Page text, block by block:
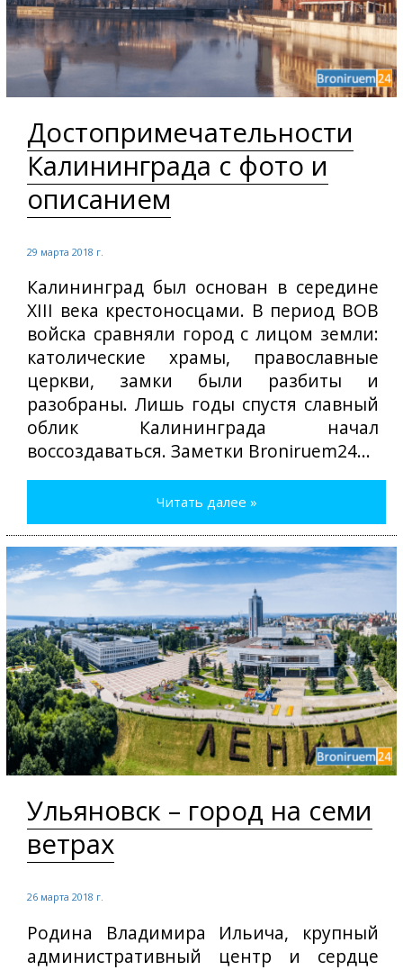
Достопримечательности
Калининграда с фото и
описанием
29 марта 2018 г.
Калининград был основан в середине
XIII века крестоносцами. В период ВОВ
войска сравняли город с лицом земли:
католические храмы, православные
церкви, замки были разбиты и
разобраны. Лишь годы спустя славный
облик Калининграда начал
воссоздаваться. Заметки Broniruem24...
Читать далее »
Ульяновск – город на семи
ветрах
26 марта 2018 г.
Родина Владимира Ильича, крупный
административный центр и сердце